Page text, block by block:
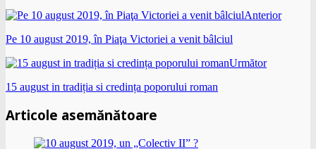
Anterior
Pe 10 august 2019, în Piaţa Victoriei a venit bâlciul
Următor
15 august in tradiția si credința poporului roman
Articole asemănătoare